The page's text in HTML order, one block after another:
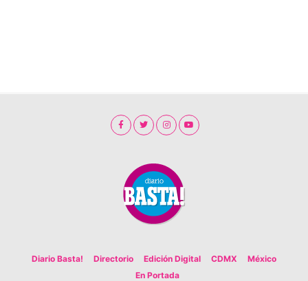
Diario Basta! Directorio Edición Digital CDMX
México
En Portada